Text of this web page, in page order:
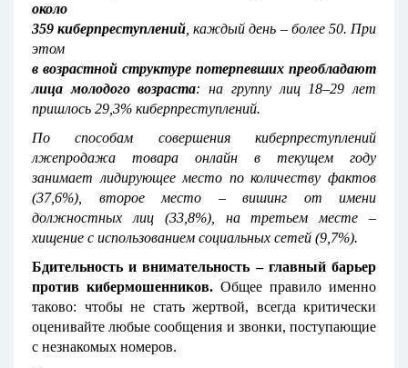
около
359 киберпреступлений , каждый день – более 50. При
этом
в возрастной структуре потерпевших преобладают
лица молодого возраста: на группу лиц 18–29 лет
пришлось 29,3% киберпреступлений.
По способам совершения киберпреступлений
лжепродажа товара онлайн в текущем году
занимает лидирующее место по количеству фактов
(37,6%), второе место – вишинг от имени
должностных лиц (33,8%), на третьем месте –
хищение с использованием социальных сетей (9,7%).
Бдительность и внимательность – главный барьер
против кибермошенников. Общее правило именно
таково: чтобы не стать жертвой, всегда критически
оценивайте любые сообщения и звонки, поступающие
с незнакомых номеров.